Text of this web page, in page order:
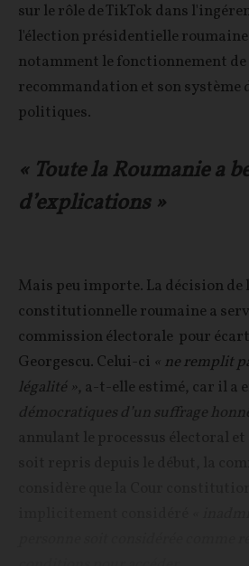
sur le rôle de TikTok dans
l'élection présidentielle
notamment le fonctionnement
recommandation et son système
politiques.
« Toute la Roumanie a
d’explications »
Mais peu importe. La décision de
constitutionnelle roumaine a
commission électorale pour
Georgescu. Celui-ci « ne remplit
légalité », a-t-elle estimé, car il a
démocratiques d’un suffrage